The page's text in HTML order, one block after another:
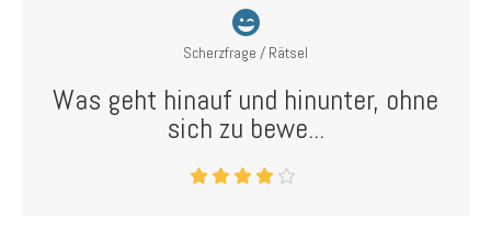
Scherzfrage / Rätsel
Was geht hinauf und hinunter, ohne
sich zu bewe...